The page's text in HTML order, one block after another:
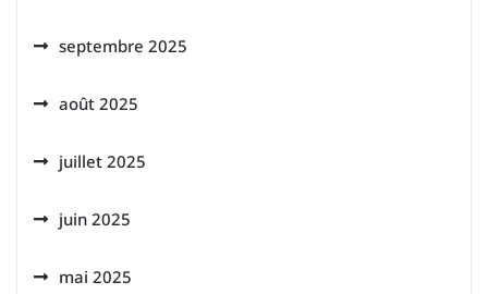
septembre 2025
août 2025
juillet 2025
juin 2025
mai 2025